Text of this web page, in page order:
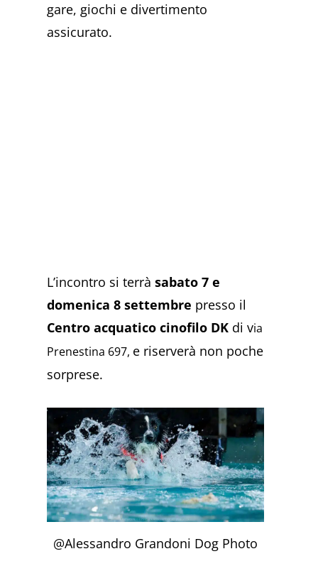
gare, giochi e divertimento
assicurato.
L’incontro si terràsabato 7 e
domenica 8 settembre presso il
Centro acquatico cinofilo DK di via
Prenestina 697, e riserverà non poche
sorprese.
@Alessandro Grandoni Dog Photo